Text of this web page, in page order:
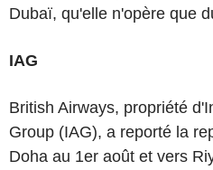
Dubaï, qu'elle n'opère que
IAG
British Airways, propriété
Group (IAG), a reporté la
Doha au 1er août et vers